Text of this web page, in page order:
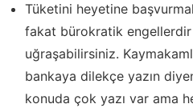
Tüketini heyetine
fakat bürokratik engellerdir
uğraşabilirsiniz.
bankaya dilekçe yazın
konuda çok yazı var ama